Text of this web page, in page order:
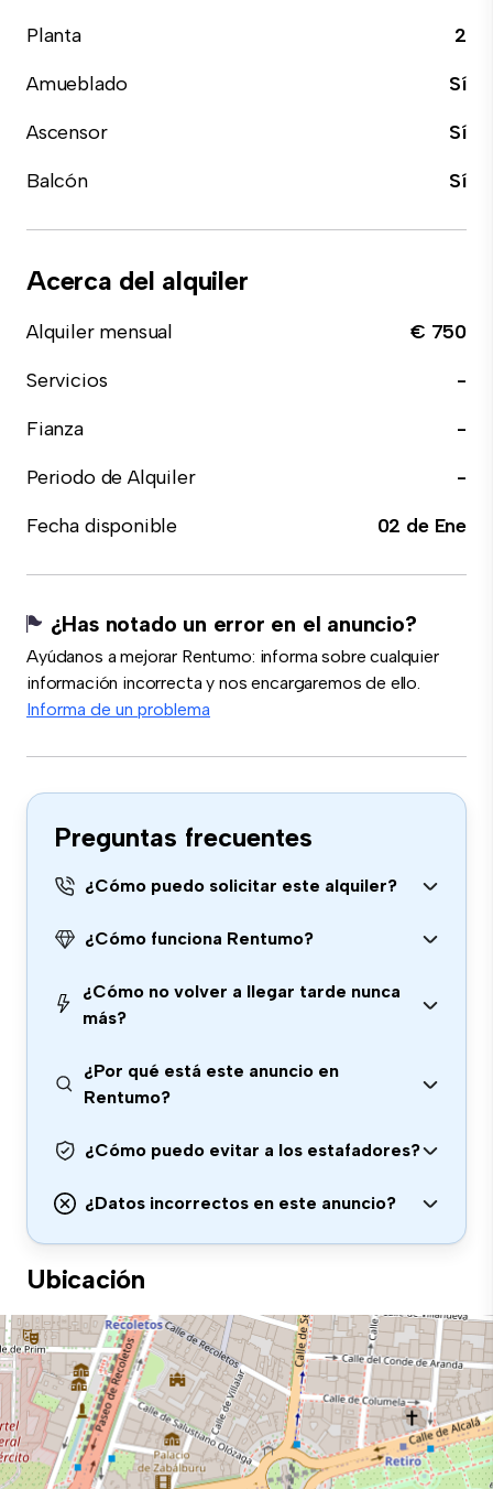
Planta
2
Amueblado
Sí
Ascensor
Sí
Balcón
Sí
Acerca del alquiler
Alquiler mensual
€ 750
Servicios
-
Fianza
-
Periodo de Alquiler
-
Fecha disponible
02 de Ene
¿Has notado un error en el anuncio?
Ayúdanos a mejorar Rentumo: informa sobre cualquier
información incorrecta y nos encargaremos de ello.
Informa de un problema
Preguntas frecuentes
¿Cómo puedo solicitar este alquiler?
¿Cómo funciona Rentumo?
¿Cómo no volver a llegar tarde nunca
más?
¿Por qué está este anuncio en
Rentumo?
¿Cómo puedo evitar a los estafadores?
¿Datos incorrectos en este anuncio?
Ubicación